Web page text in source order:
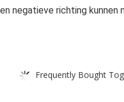
negatieve richting kunnen
Frequently Bought